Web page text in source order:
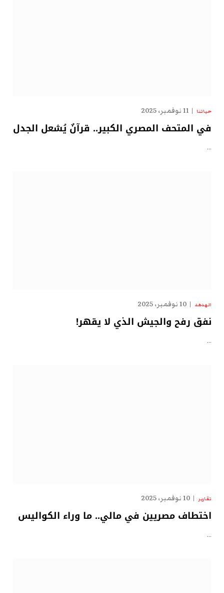
حياتنا 11 نوفمبر، 2025
في المتحف المصري الكبير.. قرآنٌ يُشعل الجدل
…
الهدهد 10 نوفمبر، 2025
نفق رفح والجيش الذي لا يقهر!
…
تقارير 10 نوفمبر، 2025
اختطاف مصريين في مالي.. ما وراء الكواليس
…